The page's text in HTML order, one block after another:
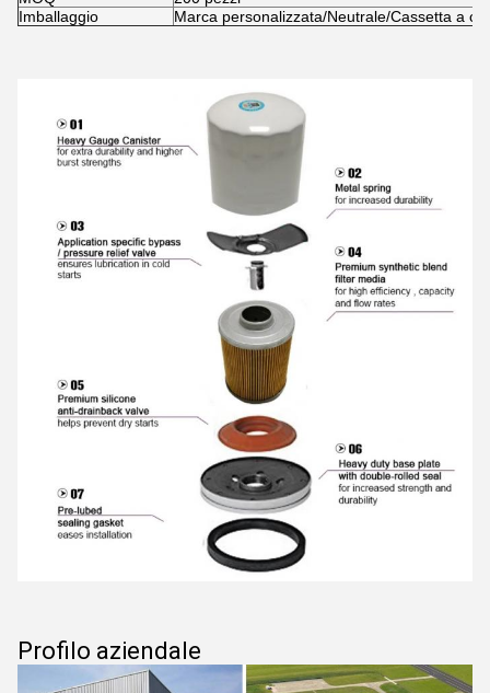
Imballaggio
Marca personalizzata/Neutrale/Cassetta a
Profilo aziendale